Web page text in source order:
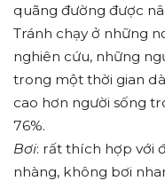
quãng đường được
Tránh chạy ở những
nghiên cứu, những
trong một thời gian
cao hơn người sống
76%.
Bơi: rất thích hợp với
nhàng, không bơi